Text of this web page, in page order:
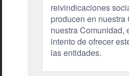
reivindicaciones
producen en nuestra
nuestra Comunidad,
intento de ofrecer
las entidades.